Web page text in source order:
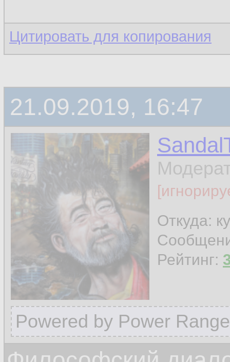
Цитировать для копирования
21.09.2019, 16:47
Откуда:
Рейтинг:
Powered by Power